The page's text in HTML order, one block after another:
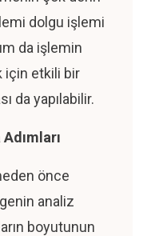
dolgu işlemi
da işlemin
için etkili bir
da yapılabilir.
önce
analiz
boyutunun